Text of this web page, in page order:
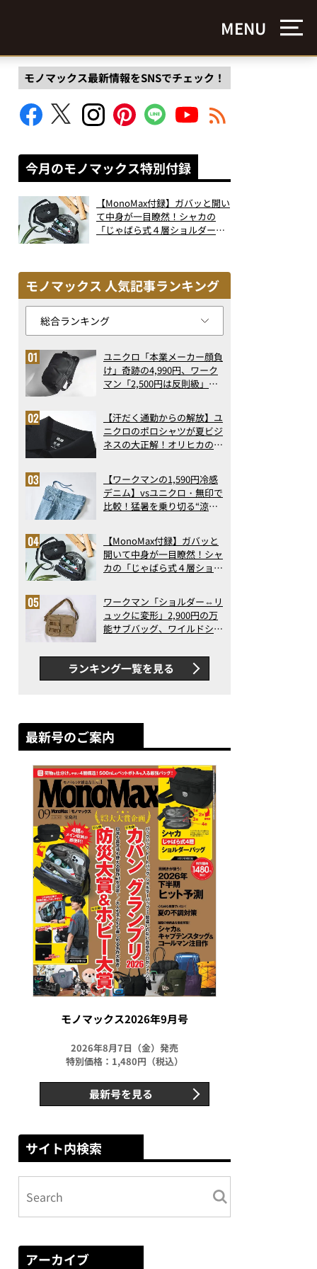
MENU
モノマックス最新情報をSNSでチェック！
今月のモノマックス特別付録
【MonoMax付録】ガバッと開い
て中身が一目瞭然！シャカの
「じゃばら式４層ショルダーバ
モノマックス 人気記事ランキング
ユニクロ「本業メーカー顔負
け」奇跡の4,990円、ワーク
マン「2,500円は反則級」凄
ト3】（2026年6月版）
【汗だく通勤からの解放】ユ
ニクロのポロシャツが夏ビジ
ネスの大正解！オリヒカの透
アの実力
【ワークマンの1,590円冷感
デニム】vsユニクロ・無印で
比較！猛暑を乗り切る“涼感
で決定版
【MonoMax付録】ガバッと
開いて中身が一目瞭然！シャ
カの「じゃばら式４層ショル
った！
ワークマン「ショルダー⇔リ
ュックに変形」2,900円の万
能サブバッグ、ワイルドシン
録…ほか【休日バッグの人気
記事ランキングベスト3】
（2026年6月版）
ランキング一覧を見る
最新号のご案内
モノマックス2026年9月号
2026年8月7日（金）発売
特別価格：1,480円（税込）
最新号を見る
サイト内検索
アーカイブ